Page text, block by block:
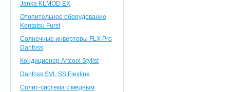
Janka KLMOD EX
Отопительное оборудование
Kentatsu Furst
Солнечные инверторы FLX Pro
Danfoss
Кондиционер Artcool Stylist
Danfoss SVL SS Flexline
Сплит-система с медным